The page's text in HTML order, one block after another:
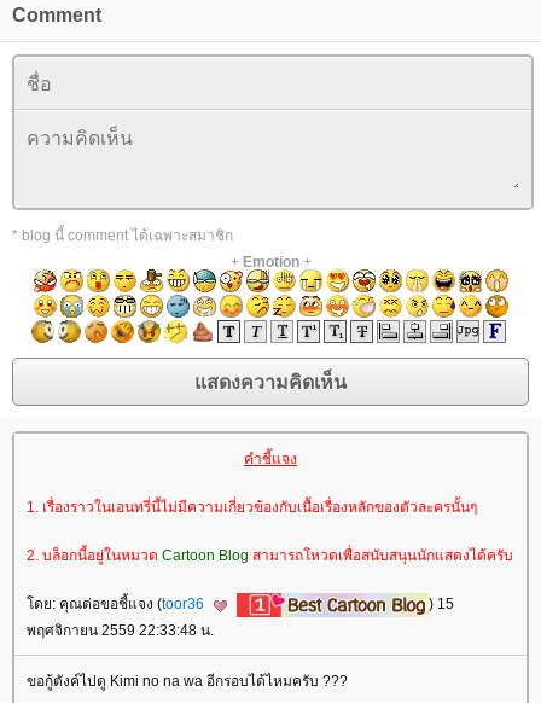
Comment
* blog นี้ comment ได้เฉพาะสมาชิก
+ Emotion+
คำชี้แจง
1. เรื่องราวในเอนทรี่นี้ไม่มีความเกี่ยวข้องกับเนื้อเรื่องหลักของตัวละครนั้นๆ
2. บล็อกนี้อยู่ในหมวด Cartoon Blog สามารถโหวตเพื่อสนับสนุนนักแสดงได้ครับ
ดย: คุณต่อขอชี้แจง (toor36
) 15
พฤศจิกายน 2559 22:33:48 น.
ขอกู้ตังค์ไปดู Kimi no na wa อีกรอบได้ไหมครับ ???